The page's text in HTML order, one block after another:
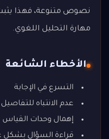
نصوص متنوعة، فهذا
مهارة التحليل اللغوي.
الأخطاء الشائعة
التسرع في الإجابة
عدم الانتباه للتفاصيل
إهمال وحدات القياس
قراءة السؤال بشكل